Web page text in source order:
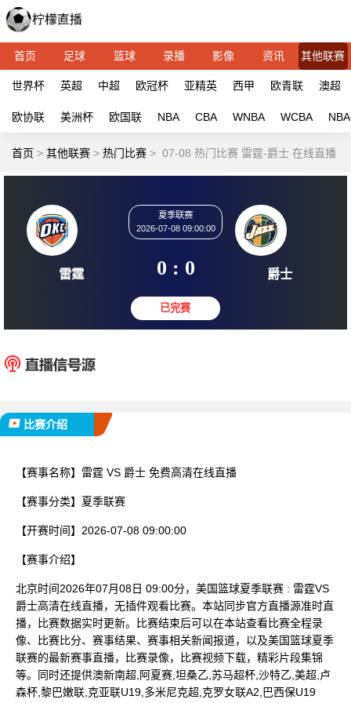
首页 足球 篮球 录播 影像 资讯 其他联赛
世界杯 英超 中超 欧冠杯 亚精英 西甲 欧青联 澳超
欧协联 美洲杯 欧国联 NBA CBA WNBA WCBA
首页 > 其他联赛 > 热门比赛 > 07-08 热门比赛 雷霆-爵士 在线直播
雷霆
夏季联赛
2026-07-08 09:00:00
0 : 0 爵
比赛介绍
【赛事名称】 雷霆 VS 爵士 免费高清在线直播
【赛事分类】 夏季联赛
【开赛时间】 2026-07-08 09:00:00
【赛事介绍】
北京时间2026年07月08日 09:00分，美国篮球夏季联赛 : 雷霆VS
爵士高清在线直播，无插件观看比赛。本站同步官方直播源准时直
播，比赛数据实时更新。比赛结束后可以在本站查看比赛全程录
像、比赛比分、赛事结果、赛事相关新闻报道，以及美国篮球夏季
联赛的最新赛事直播，比赛录像，比赛视频下载，精彩片段集锦
等。同时还提供澳新南超,阿夏赛,坦桑乙,苏马超杯,沙特乙,美超,卢
森杯,黎巴嫩联,克亚联U19,多米尼克超,克罗女联A2,巴西保U19